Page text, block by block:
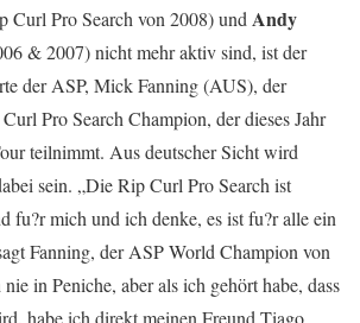
Curl Pro Search von 2008) und Andy
& 2007) nicht mehr aktiv sind, ist der
der ASP, Mick Fanning (AUS), der
Pro Search Champion, der dieses Jahr
teilnimmt. Aus deutscher Sicht wird
sein. „Die Rip Curl Pro Search ist
fu?r mich und ich denke, es ist fu?r alle ein
Fanning, der ASP World Champion von
in Peniche, aber als ich gehört habe, dass
habe ich direkt meinen Freund Tiago